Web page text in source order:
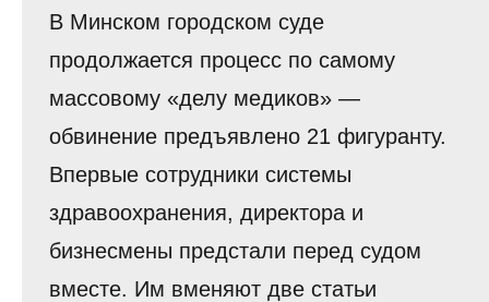
В Минском городском суде
продолжается процесс по самому
массовому «делу медиков» —
обвинение предъявлено 21 фигуранту.
Впервые сотрудники системы
здравоохранения, директора и
бизнесмены предстали перед судом
вместе. Им вменяют две статьи